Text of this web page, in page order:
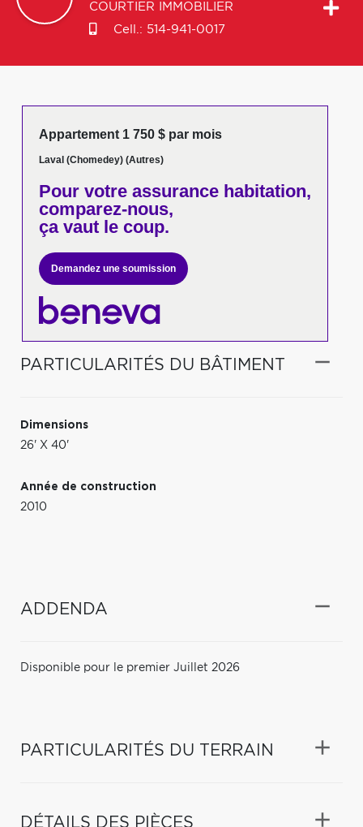
COURTIER IMMOBILIER
Cell.: 514-941-0017
Appartement 1 750 $ par mois
Laval (Chomedey) (Autres)
Pour votreassurance habitation,
comparez-nous,
ça vaut le coup.
Demandez une soumission
PARTICULARITÉS DU BÂTIMENT
Dimensions
26' X 40'
Année de construction
2010
ADDENDA
Disponible pour le premier Juillet 2026
PARTICULARITÉS DU TERRAIN
DÉTAILS DES PIÈCES